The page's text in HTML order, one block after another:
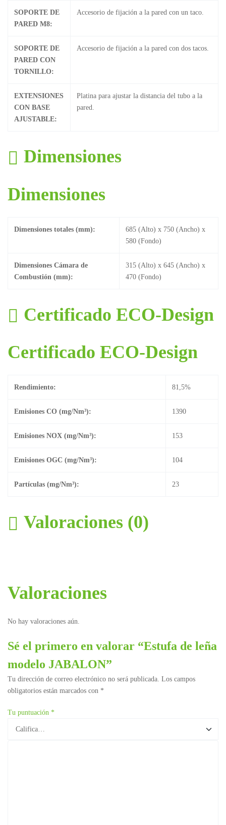
SOPORTE DE
PARED M8:
Accesorio de fijación a la pared con un taco.
SOPORTE DE
PARED CON
TORNILLO:
Accesorio de fijación a la pared con dos tacos.
EXTENSIONES
CON BASE
AJUSTABLE:
Platina para ajustar la distancia del tubo a la
pared.
Dimensiones
Dimensiones
Dimensiones totales (mm):
685 (Alto) x 750 (Ancho) x
580 (Fondo)
Dimensiones Cámara de
Combustión (mm):
315 (Alto) x 645 (Ancho) x
470 (Fondo)
Certificado ECO-Design
Certificado ECO-Design
Rendimiento: 81,5%
Emisiones CO (mg/Nm³): 1390
Emisiones NOX (mg/Nm³): 153
Emisiones OGC (mg/Nm³): 104
Partículas (mg/Nm³): 23
Valoraciones (0)
Valoraciones
No hay valoraciones aún.
Sé el primero en valorar “Estufa de leña
modelo JABALON”
Tu dirección de correo electrónico no será publicada. Los campos
obligatorios están marcados con *
Tu puntuación *